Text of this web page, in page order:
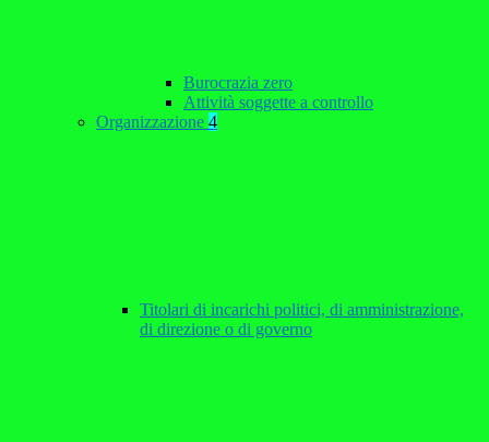
Burocrazia zero
Attività soggette a controllo
Organizzazione 4
Titolari di incarichi politici, di amministrazione,
di direzione o di governo